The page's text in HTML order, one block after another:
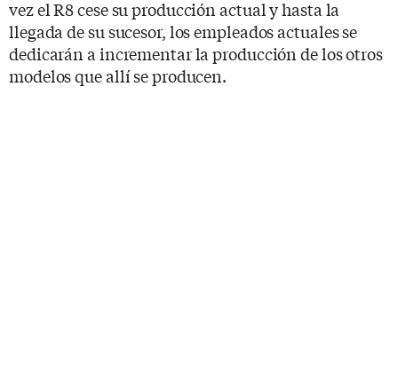
vez el R8 cese su producción actual y hasta la
llegada de su sucesor, los empleados actuales se
dedicarán a incrementar la producción de los otros
modelos que allí se producen.